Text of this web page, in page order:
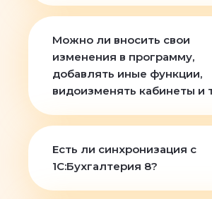
Можно ли вносить свои
изменения в программу,
добавлять иные функции,
видоизменять кабинеты и
Есть ли синхронизация с
1С:Бухгалтерия 8?